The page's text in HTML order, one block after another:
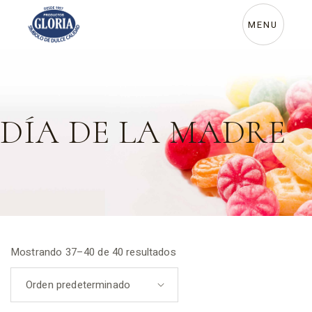
MENU
DÍA DE LA MADRE
Mostrando 37–40 de 40 resultados
Orden predeterminado